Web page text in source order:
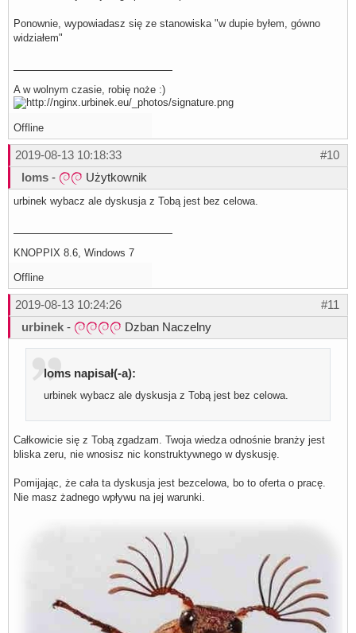
Ponownie, wypowiadasz się ze stanowiska "w dupie byłem, gówno
widziałem"
A w wolnym czasie, robię noże :)
Offline
#10
2019-08-13 10:18:33
loms - Użytkownik
urbinek wybacz ale dyskusja z Tobą jest bez celowa.
KNOPPIX 8.6, Windows 7
Offline
#11
2019-08-13 10:24:26
urbinek - Dzban Naczelny
loms napisał(-a):
urbinek wybacz ale dyskusja z Tobą jest bez celowa.
Całkowicie się z Tobą zgadzam. Twoja wiedza odnośnie branży jest
bliska zeru, nie wnosisz nic konstruktywnego w dyskusję.
Pomijając, że cała ta dyskusja jest bezcelowa, bo to oferta o pracę.
Nie masz żadnego wpływu na jej warunki.